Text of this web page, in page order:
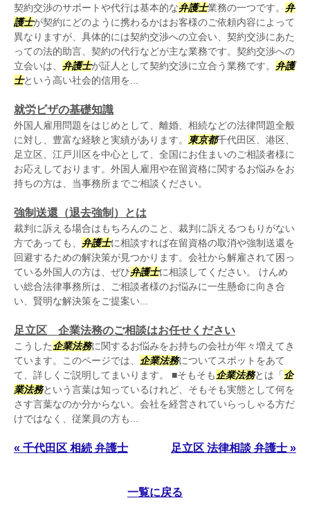
契約交渉のサポートや代行は基本的な弁護士業務の一つです。 弁
護士が契約にどのように携わるかはお客様のご依頼内容によって
異なりますが、具体的には契約交渉への立会い、契約交渉にあた
っての法的助言、契約の代行などが主な業務です。契約交渉への
立会いは、 弁護士が証人として契約交渉に立合う業務です。 弁護
士という高い社会的信用を...
就労ビザの基礎知識
外国人雇用問題をはじめとして、離婚、相続などの法律問題全般
に対し、豊富な経験と実績があります。
東京都千代田区、港区、
足立区、江戸川区を中心として、全国にお住まいのご相談者様に
お応えしております。外国人雇用や在留資格に関するお悩みをお
持ちの方は、当事務所までご相談ください。
強制送還（退去強制）とは
裁判に訴える場合はもちろんのこと、裁判に訴えるつもりがない
方であっても、 弁護士に相談すれば在留資格の取消や強制送還を
回避するための解決策が見つかります。会社から解雇されて困っ
ている外国人の方は、ぜひ弁護士に相談してください。 けんめ
い総合法律事務所は、ご相談者様のお悩みに一生懸命に向き合
い、賢明な解決策をご提案い...
足立区 企業法務のご相談はお任せください
こうした企業法務に関するお悩みをお持ちの会社が年々増えてき
ています。このページでは、 企業法務についてスポットをあて
て、詳しくご説明してまいります。 ■そもそも企業法務とは「 企
業法務という言葉は知っているけれど、そもそも実態として何を
さす言葉なのか分からない。会社を経営されていらっしゃる方だ
けではなく、従業員の方も...
« 千代田区 相続 弁護士 足立区 法律相談 弁護士 »
一覧に戻る